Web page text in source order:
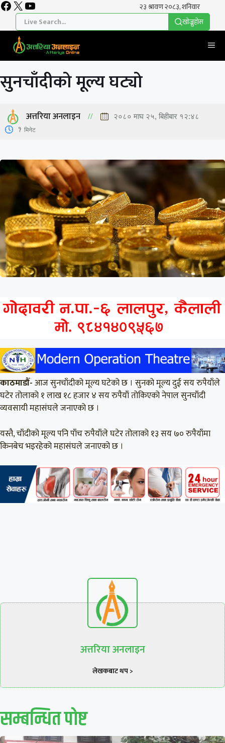
Skip
content
Facebook
X YouTube
खाेज्नुहाेस
सुनचाँदीको मूल्य घट्यो
अत्तरिया अनलाइन २०८० माघ २५, बिहीबार १२:४८
1 मिनेट
काठमाडौँ-आज सुनचाँदीको मूल्य घटेको छ । सुनको मूल्य दुई सय रुपैयाँले
घटेर तोलाको १ लाख १८ हजार ४ सय रुपैयाँ तोकिएको नेपाल सुनचाँदी
व्यवसायी महासंघले जनाएको छ ।
यस्तै, चाँदीको मूल्य पनि पाँच रुपैयाँले घटेर तोलाको १३ सय ७० रुपैयाँमा
किनबेच भइरहेको महासंघले जनाएको छ ।
अत्तरिया अनलाइन
लेखकबाट थप >
सम्बन्धित पाेष्ट